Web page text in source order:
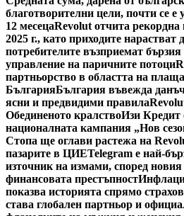
благотворителни цели, почти се е
12 месецаRevolut отчита рекордна
2025 г., като приходите нарастват
потребителите възприемат бързия
управление на паричните потоци
партньорство в областта на
БългарияБългария въвежда
ясни и предвидими правила
Обединеното кралствоИзи Кредит
националната кампания „Нов
Стопа ще оглави растежа на
пазарите в ЦИЕTelegram е най-
източник на измами, според
финансовата престъпност
показва историята спрямо
става глобален партньор и